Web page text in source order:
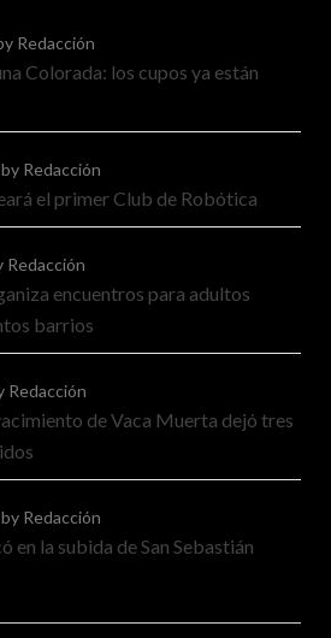
Redacción
Colorada: los cupos ya están
by Redacción
el primer Club de Robótica
Redacción
encuentros para adultos
barrios
Redacción
de Vaca Muerta dejó tres
by Redacción
en la subida de San Sebastián